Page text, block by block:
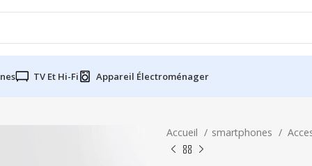
TV Et Hi-Fi Appareil Électroménager
Accueil smartphones